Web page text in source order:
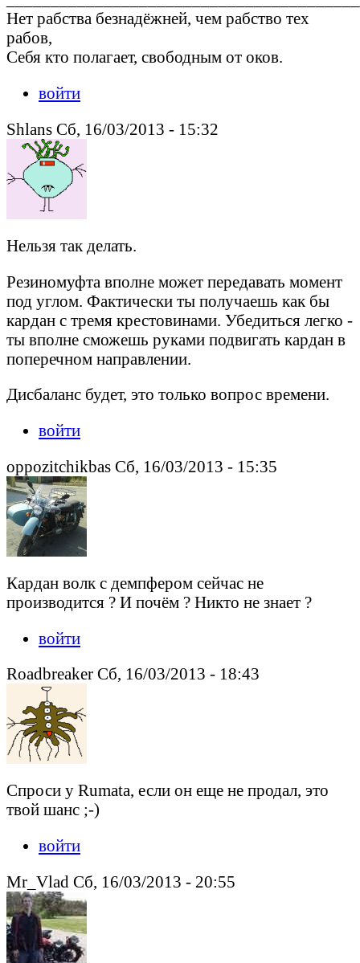
Нет рабства безнадёжней, чем рабство тех
рабов,
Себя кто полагает, свободным от оков.
войти
Shlans Сб, 16/03/2013 - 15:32
Нельзя так делать.
Резиномуфта вполне может передавать момент
под углом. Фактически ты получаешь как бы
кардан с тремя крестовинами. Убедиться легко -
ты вполне сможешь руками подвигать кардан в
поперечном направлении.
Дисбаланс будет, это только вопрос времени.
войти
oppozitchikbas Сб, 16/03/2013 - 15:35
Кардан волк с демпфером сейчас не
производится ? И почём ? Никто не знает ?
войти
Roadbreaker Сб, 16/03/2013 - 18:43
Спроси у Rumata, если он еще не продал, это
твой шанс ;-)
войти
Mr_Vlad Сб, 16/03/2013 - 20:55